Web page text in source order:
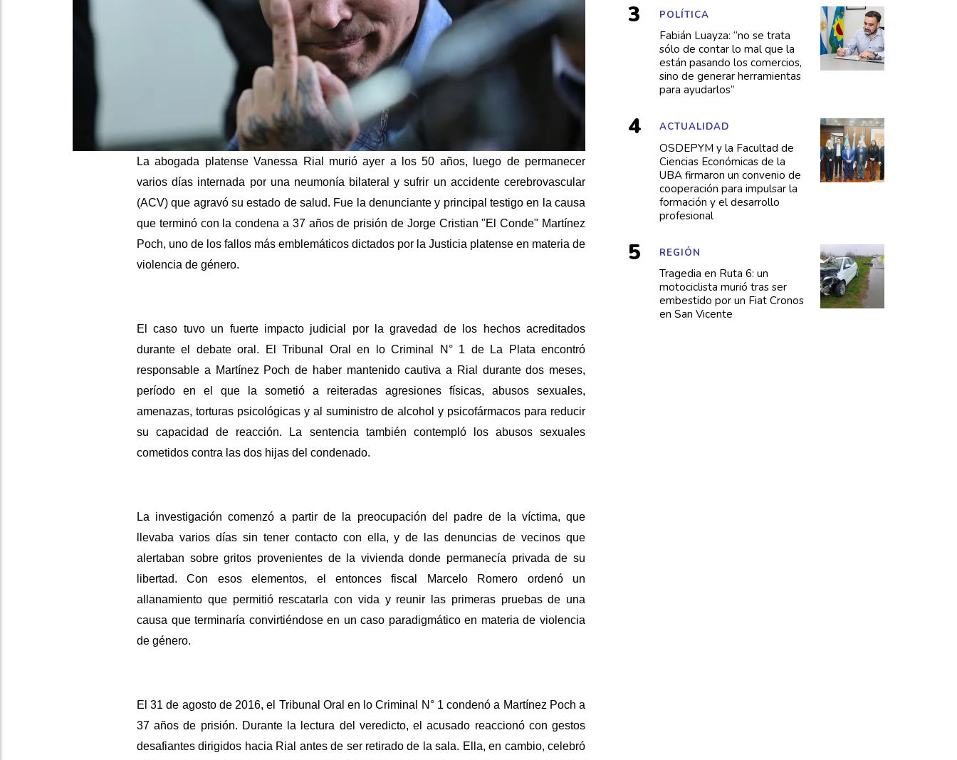
La abogada platense Vanessa Rial murió ayer a los 50 años, luego de permanecer
varios días internada por una neumonía bilateral y sufrir un accidente cerebrovascular
(ACV) que agravó su estado de salud. Fue la denunciante y principal testigo en la causa
que terminó con la condena a 37 años de prisión de Jorge Cristian "El Conde" Martínez
Poch, uno de los fallos más emblemáticos dictados por la Justicia platense en materia de
violencia de género.
El caso tuvo un fuerte impacto judicial por la gravedad de los hechos acreditados
durante el debate oral. El Tribunal Oral en lo Criminal N° 1 de La Plata encontró
responsable a Martínez Poch de haber mantenido cautiva a Rial durante dos meses,
período en el que la sometió a reiteradas agresiones físicas, abusos sexuales,
amenazas, torturas psicológicas y al suministro de alcohol y psicofármacos para reducir
su capacidad de reacción. La sentencia también contempló los abusos sexuales
cometidos contra las dos hijas del condenado.
La investigación comenzó a partir de la preocupación del padre de la víctima, que
llevaba varios días sin tener contacto con ella, y de las denuncias de vecinos que
alertaban sobre gritos provenientes de la vivienda donde permanecía privada de su
libertad. Con esos elementos, el entonces fiscal Marcelo Romero ordenó un
allanamiento que permitió rescatarla con vida y reunir las primeras pruebas de una
causa que terminaría convirtiéndose en un caso paradigmático en materia de violencia
de género.
El 31 de agosto de 2016, el Tribunal Oral en lo Criminal N° 1 condenó a Martínez Poch a
37 años de prisión. Durante la lectura del veredicto, el acusado reaccionó con gestos
desafiantes dirigidos hacia Rial antes de ser retirado de la sala. Ella, en cambio, celebró
Fabián Luayza: “no se trata
sólo de contar lo mal que la
están pasando los comercios,
sino de generar herramientas
para ayudarlos”
POLÍTICA
OSDEPYM y la Facultad de
Ciencias Económicas de la
UBA firmaron un convenio de
cooperación para impulsar la
formación y el desarrollo
profesional
ACTUALIDAD
Tragedia en Ruta 6: un
motociclista murió tras ser
embestido por un Fiat Cronos
en San Vicente
REGIÓN